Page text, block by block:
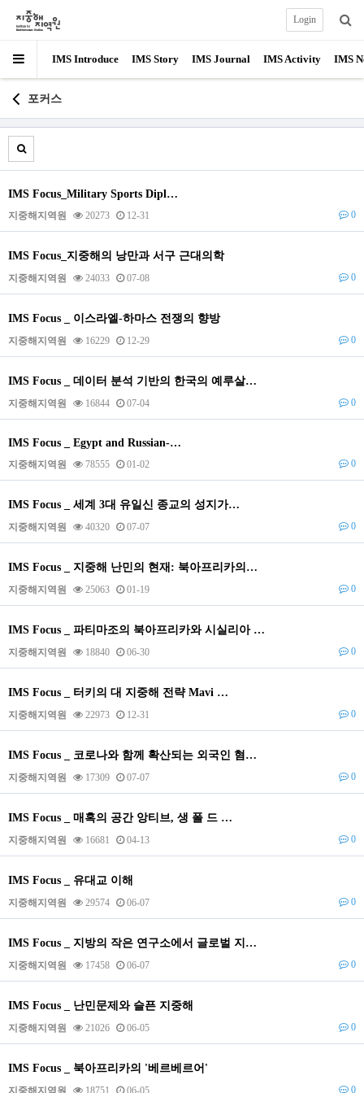
IMS Introduce IMS Story IMS Journal IMS Activity IMS
Login
포커스
IMS Focus_Military Sports Dipl…
지중해지역원 20273 12-31 0
IMS Focus_지중해의 낭만과 서구 근대의학
지중해지역원 24033 07-08 0
IMS Focus _ 이스라엘-하마스 전쟁의 향방
지중해지역원 16229 12-29 0
IMS Focus _ 데이터 분석 기반의 한국의 예루살…
지중해지역원 16844 07-04 0
IMS Focus _ Egypt and Russian-…
지중해지역원 78555 01-02 0
IMS Focus _ 세계 3대 유일신 종교의 성지가…
지중해지역원 40320 07-07 0
IMS Focus _ 지중해 난민의 현재: 북아프리카의…
지중해지역원 25063 01-19 0
IMS Focus _ 파티마조의 북아프리카와 시실리아 …
지중해지역원 18840 06-30 0
IMS Focus _ 터키의 대 지중해 전략 Mavi …
지중해지역원 22973 12-31 0
IMS Focus _ 코로나와 함께 확산되는 외국인 혐…
지중해지역원 17309 07-07 0
IMS Focus _ 매혹의 공간 앙티브, 생 폴 드 …
지중해지역원 16681 04-13 0
IMS Focus _ 유대교 이해
지중해지역원 29574 06-07 0
IMS Focus _ 지방의 작은 연구소에서 글로벌 지…
지중해지역원 17458 06-07 0
IMS Focus _ 난민문제와 슬픈 지중해
지중해지역원 21026 06-05 0
IMS Focus _ 북아프리카의 '베르베르어'
지중해지역원 18751 06-05 0